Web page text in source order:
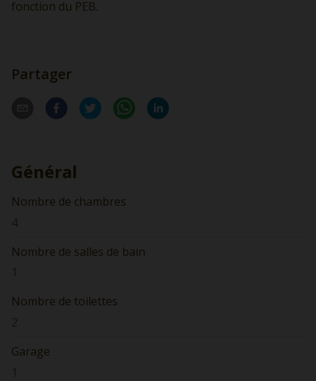
fonction du PEB.
Partager
Général
Nombre de chambres
4
Nombre de salles de bain
1
Nombre de toilettes
2
Garage
1